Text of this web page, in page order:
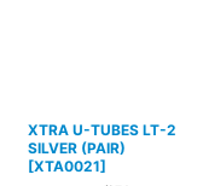
XTRA U-TUBES LT-2
SILVER (PAIR)
[XTA0021]